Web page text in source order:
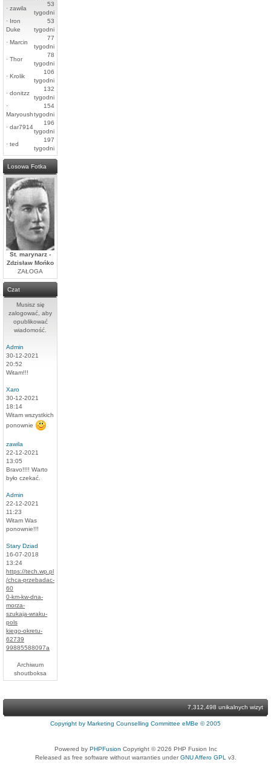
· zawila
53
tygodni
· Iron
Duke
53
tygodni
· Marcin
77
tygodni
· Thor
78
tygodni
· Krolik
106
tygodni
· donitzz
132
tygodni
·
Maryoush
154
tygodni
· dar7914
196
tygodni
· ted
197
tygodni
Losowa Fotka
St. marynarz -
Zdzisław Mońko
ZAŁOGA
Czat
Musisz się
zalogować, aby
opublikować
wiadomość.
Admin
30-12-2021
20:52
Witam!!!
Xaro
30-12-2021
18:14
Witam wszystkich
ponownie
zawila
22-12-2021
13:05
Bravo!!!! Warto
było czekać.
Admin
22-12-2021
11:23
Witam Was
ponownie!!!
Stary Dziad
16-07-2018
13:24
https://tech.wp.pl
/chca-przebadac-
60
0-km-kw-dna-
morza-
szukaja-wraku-
pols
kiego-okretu-
62739
99885588097a
Archiwum
shoutboksa
7,312,498 unikalnych wizyt
Copyright by Marketing Counselling Committee eMBe © 2005
Powered by PHPFusion Copyright © 2026 PHP Fusion Inc
Released as free software without warranties underGNU Affero GPL v3.